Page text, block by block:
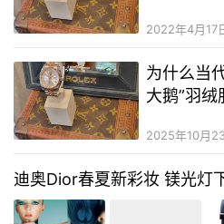
2022年4月17
为什么当
大鹅”羽绒
2025年10月
迪奥Dior春夏新彩妆 镁光灯